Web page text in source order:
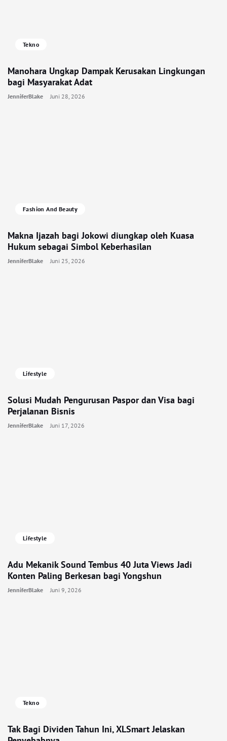
Tekno
Manohara Ungkap Dampak Kerusakan Lingkungan
bagi Masyarakat Adat
JenniferBlake Juni 28, 2026
Fashion And Beauty
Makna Ijazah bagi Jokowi diungkap oleh Kuasa
Hukum sebagai Simbol Keberhasilan
JenniferBlake Juni 25, 2026
Lifestyle
Solusi Mudah Pengurusan Paspor dan Visa bagi
Perjalanan Bisnis
JenniferBlake Juni 17, 2026
Lifestyle
Adu Mekanik Sound Tembus 40 Juta Views Jadi
Konten Paling Berkesan bagi Yongshun
JenniferBlake Juni 9, 2026
Tekno
Tak Bagi Dividen Tahun Ini, XLSmart Jelaskan